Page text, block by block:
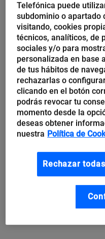
[citatuit cita=
su nombre es el sonido
cualquier idioma.»]
[citatuit cita=
respeto por las
ajenas, jamás digas a
que está equivocado.»]
tu aprobación y
Telefónica puede
subdominio o apartado
visitando, cookies
técnicos, analíticos, de
sociales y/o para
personalizada en base
de tus hábitos de
rechazarlas o
clicando en el botón
podrás revocar tu
momento desde la
deseas obtener
nuestra Política de
Rechazar todas